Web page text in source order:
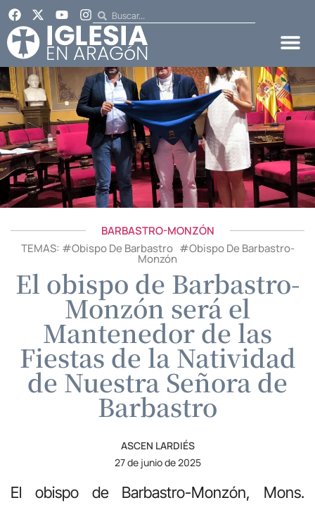
BARBASTRO-MONZÓN
TEMAS: #Obispo De Barbastro#Obispo De Barbastro-
Monzón
El obispo de Barbastro-
Monzón será el
Mantenedor de las
Fiestas de la Natividad
de Nuestra Señora de
Barbastro
ASCEN LARDIÉS
27 de junio de 2025
El obispo de Barbastro-Monzón, Mons.